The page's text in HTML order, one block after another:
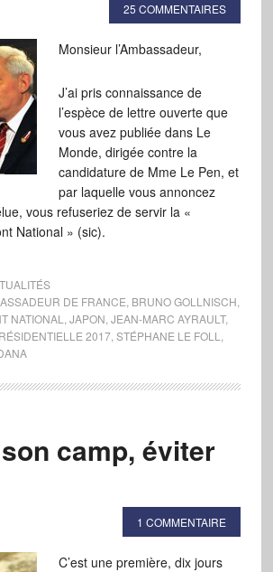
25 COMMENTAIRES
Monsieur l’Ambassadeur,
J’ai pris connaissance de
l’espèce de lettre ouverte que
vous avez publiée dans Le
Monde, dirigée contre la
candidature de Mme Le Pen, et
par laquelle vous annoncez
vous refuseriez de servir la «
National » (sic).
DE FRANCE BRUNO GOLLNISCH
NATIONAL JAPON JEAN-MARC AYRAULT,
2017, STÉPHANE LE FOLL
camp, éviter
1 COMMENTAIRE
C’est une première, dix jours